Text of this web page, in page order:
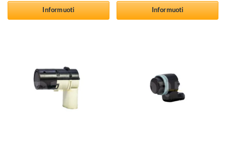
5.00iš 5
Informuoti Informuoti